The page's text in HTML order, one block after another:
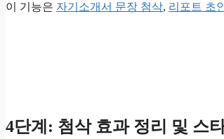
이 기능은 자기소개서 문장 첨삭, 리포트 초
4단계: 첨삭 효과 정리 및 스